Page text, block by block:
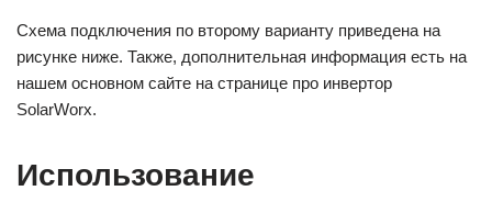
Схема подключения по второму варианту приведена на
рисунке ниже. Также, дополнительная информация есть на
нашем основном сайте на странице про инвертор
SolarWorx.
Использование